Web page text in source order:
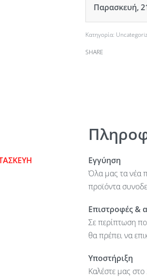
Παρασκευή,
Κατηγορία:
SHARE
Εγγύηση
Όλα μας τα νέα
προϊόντα
Επιστροφές &
Σε περίπτωση
θα πρέπει να
Υποστήριξη
Καλέστε μας